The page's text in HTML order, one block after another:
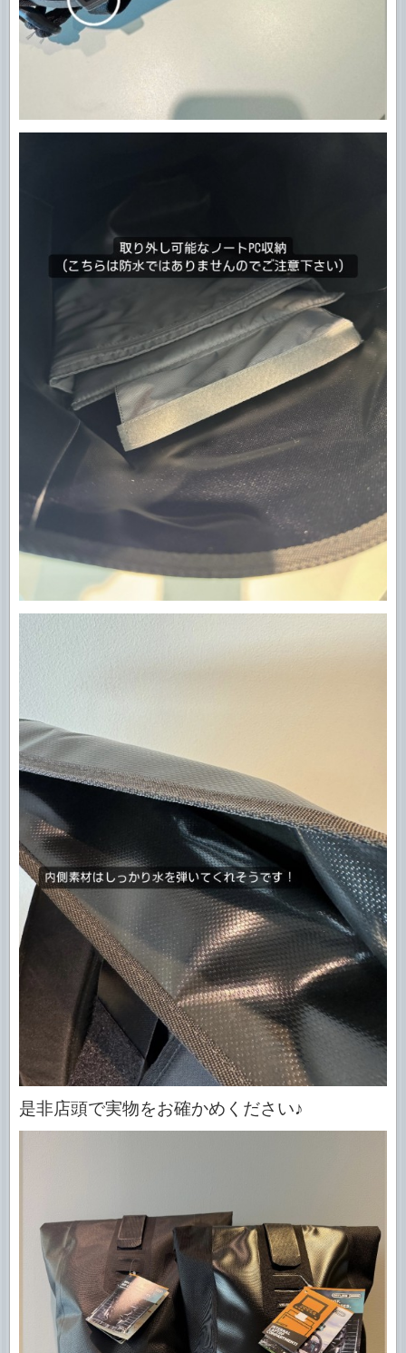
是非店頭で実物をお確かめください♪